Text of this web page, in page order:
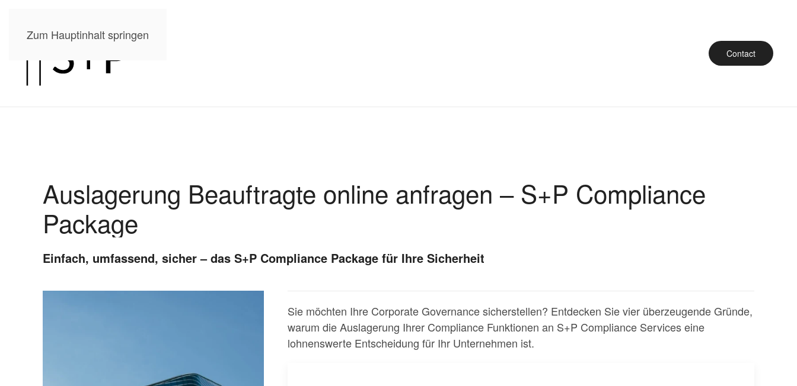
Zum Hauptinhalt springen
Contact
Auslagerung Beauftragte online anfragen – S+P Compliance
Package
Einfach, umfassend, sicher – das S+P Compliance Package für Ihre Sicherheit
Sie möchten Ihre Corporate Governance sicherstellen? Entdecken Sie vier überzeugende Gründe,
warum die Auslagerung Ihrer Compliance Funktionen an S+P Compliance Services eine
lohnenswerte Entscheidung für Ihr Unternehmen ist.